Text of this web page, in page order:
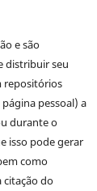
e são
distribuir seu
repositórios
pessoal) a
durante o
isso pode gerar
como
citação do